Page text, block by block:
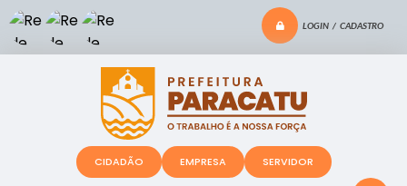
LOGIN / CADASTRO
CIDADÃO EMPRESA SERVIDOR